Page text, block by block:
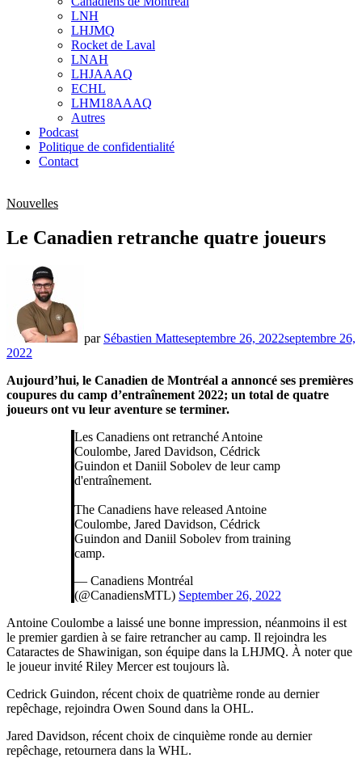
sub
menu
LNH
LHJMQ
Rocket de Laval
LNAH
LHJAAAQ
ECHL
LHM18AAAQ
Autres
Podcast
Politique de confidentialité
Contact
Nouvelles
Le Canadien retranche quatre joueurs
par Sébastien Matteseptembre 26, 2022septembre 26,
2022
Aujourd’hui, le Canadien de Montréal a annoncé ses premières
coupures du camp d’entraînement 2022; un total de quatre
joueurs ont vu leur aventure se terminer.
Les Canadiens ont retranché Antoine
Coulombe, Jared Davidson, Cédrick
Guindon et Daniil Sobolev de leur camp
d'entraînement.
The Canadiens have released Antoine
Coulombe, Jared Davidson, Cédrick
Guindon and Daniil Sobolev from training
camp.
— Canadiens Montréal
(@CanadiensMTL) September 26, 2022
Antoine Coulombe a laissé une bonne impression, néanmoins il est
le premier gardien à se faire retrancher au camp. Il rejoindra les
Cataractes de Shawinigan, son équipe dans la LHJMQ. À noter que
le joueur invité Riley Mercer est toujours là.
Cedrick Guindon, récent choix de quatrième ronde au dernier
repêchage, rejoindra Owen Sound dans la OHL.
Jared Davidson, récent choix de cinquième ronde au dernier
repêchage, retournera dans la WHL.